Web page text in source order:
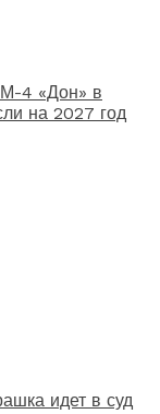
4 «Дон» в
на 2027 год
идет в суд